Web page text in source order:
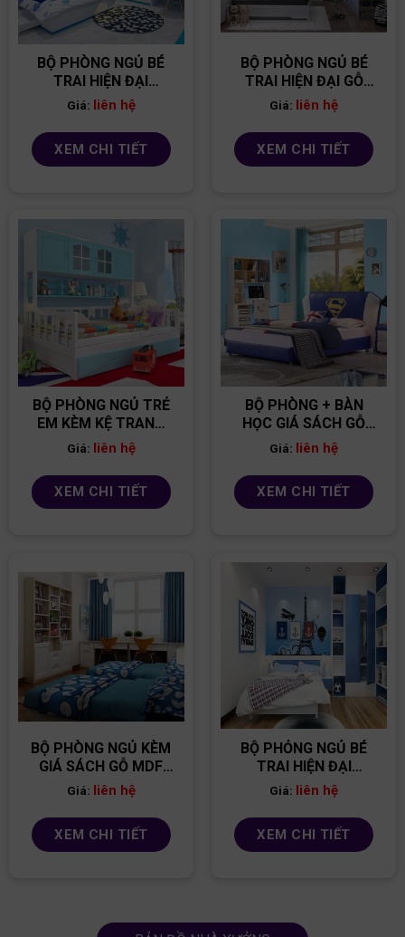
BỘ PHÒNG NGỦ BÉ
TRAI HIỆN ĐẠI
PNBT02
Giá: liên hệ
XEM CHI TIẾT
BỘ PHÒNG NGỦ BÉ
TRAI HIỆN ĐẠI GỖ
MDF PNBT08
Giá: liên hệ
XEM CHI TIẾT
BỘ PHÒNG NGỦ TRẺ
EM KÈM KỆ TRANG
TRÍ PNBT04
Giá: liên hệ
XEM CHI TIẾT
BỘ PHÒNG + BÀN
HỌC GIÁ SÁCH GỖ
MFC PNBT03
Giá: liên hệ
XEM CHI TIẾT
BỘ PHÒNG NGỦ KÈM
GIÁ SÁCH GỖ MDF
PNBT10
Giá: liên hệ
XEM CHI TIẾT
BỘ PHỎNG NGỦ BÉ
TRAI HIỆN ĐẠI
PNBT06
Giá: liên hệ
XEM CHI TIẾT